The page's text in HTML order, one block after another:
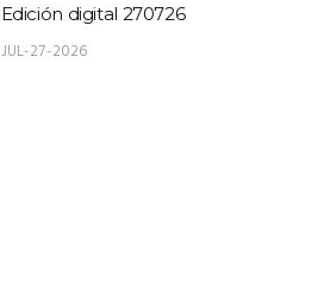
Edición digital 270726
JUL-27-2026